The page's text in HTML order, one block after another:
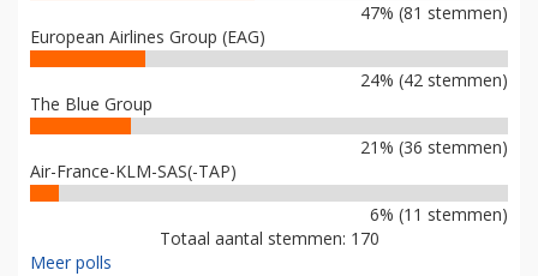
47% (81 stemmen)
European Airlines Group (EAG)
24% (42 stemmen)
The Blue Group
21% (36 stemmen)
Air-France-KLM-SAS(-TAP)
6% (11 stemmen)
Totaal aantal stemmen: 170
Meer polls